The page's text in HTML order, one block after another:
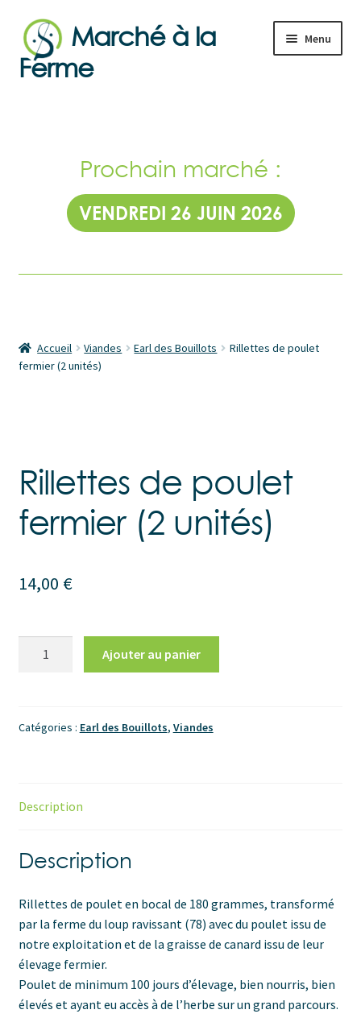
Aller
la
Aller
au
contenu
Marché à la
Ferme
Menu
Validation de la commande
Prochain marché :
VENDREDI 26 JUIN 2026
Accueil Viandes Earl des Bouillots
Rillettes de poulet
fermier (2 unités)
Rillettes de poulet
fermier (2 unités)
14,00 €
poulet
Ajouter au panier
Catégories : Earl des Bouillots, Viandes
Description
Description
Rillettes de poulet en bocal de 180 grammes, transformé
par la ferme du loup ravissant (78) avec du poulet issu de
notre exploitation et de la graisse de canard issu de leur
élevage fermier.
Poulet de minimum 100 jours d’élevage, bien nourris, bien
élevés et ayant eu accès à de l’herbe sur un grand parcours.